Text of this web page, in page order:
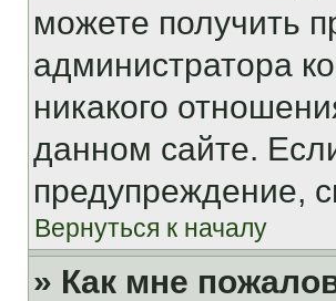
можете получить
администратора
никакого
данном сайте.
предупреждение,
Вернуться к началу
» Как мне